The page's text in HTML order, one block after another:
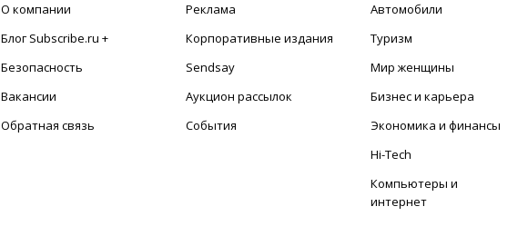
О компании
Блог Subscribe.ru +
Безопасность
Вакансии
Обратная связь
Реклама
Корпоративные издания
Sendsay
Аукцион рассылок
События
Автомобили
Туризм
Мир женщины
Бизнес и карьера
Экономика и финансы
Hi-Tech
Компьютеры и
интернет